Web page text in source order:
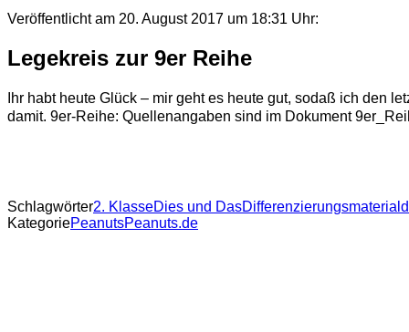
Veröffentlicht am 20. August 2017 um 18:31 Uhr:
Legekreis zur 9er Reihe
Ihr habt heute Glück – mir geht es heute gut, sodaß ich den
damit. 9er-Reihe: Quellenangaben sind im Dokument
Schlagwörter2. KlasseDies und DasDifferenzierungsmaterial
KategoriePeanutsPeanuts.de